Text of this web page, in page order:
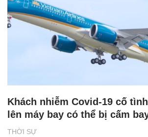
THỜI SỰ
Khách nhiễm Covid-19 cố
lên máy bay có thể bị cấm